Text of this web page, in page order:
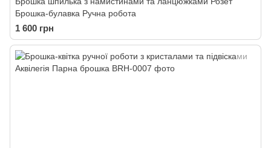
Брошка-булавка Ручна робота
1 600 грн